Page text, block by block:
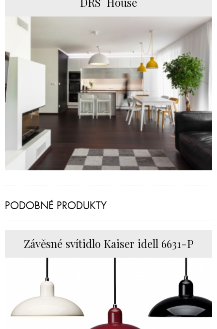
PODOBNÉ PRODUKTY
Závěsné svítidlo Kaiser idell 6631-P